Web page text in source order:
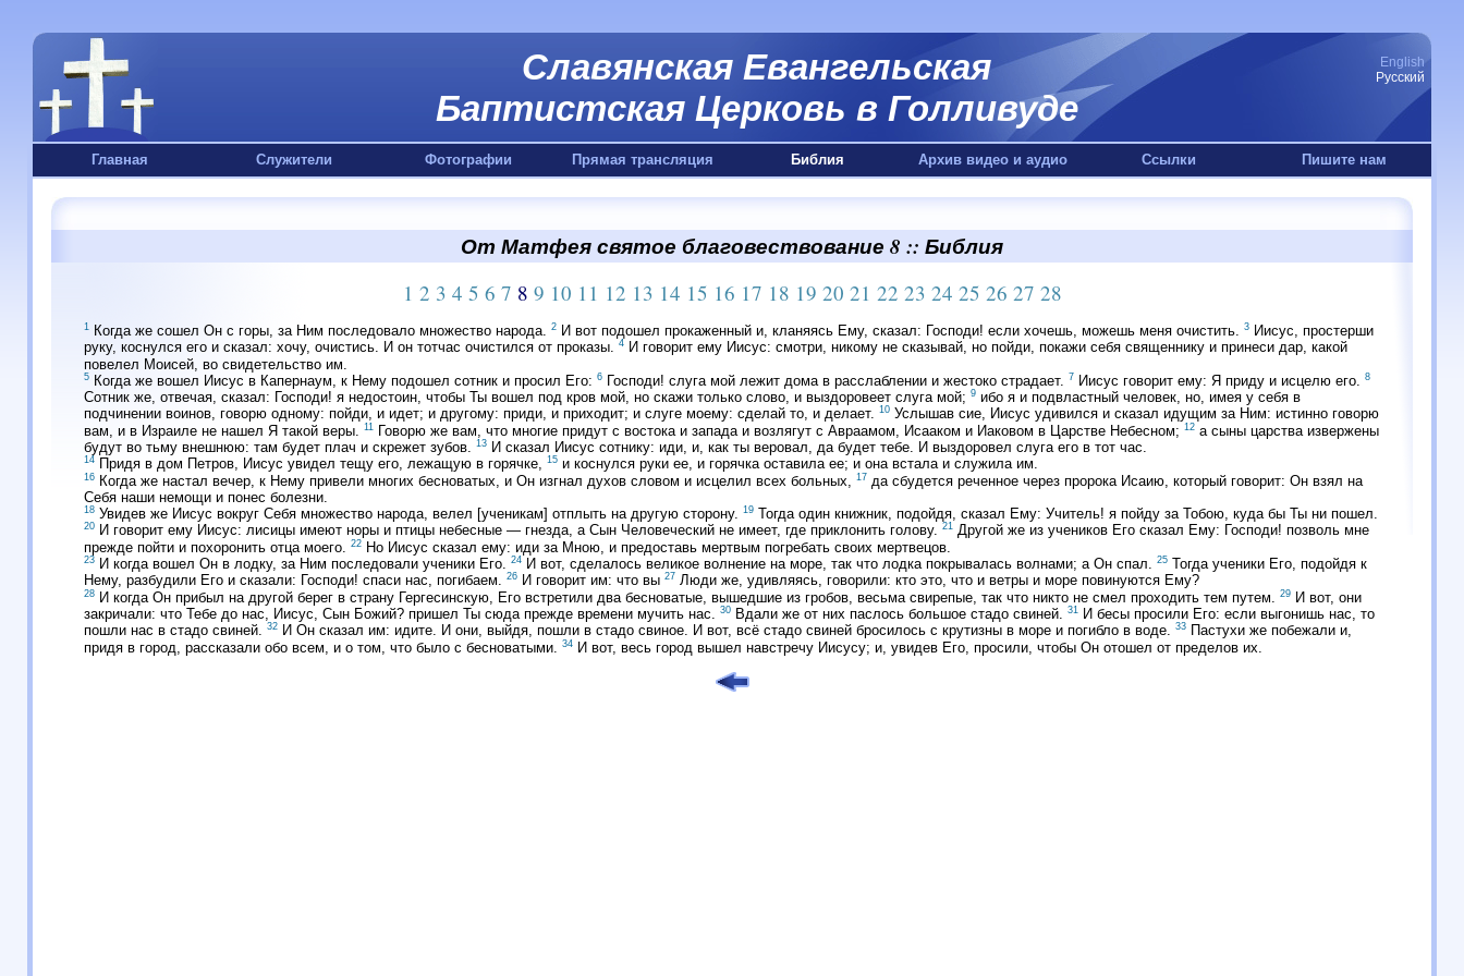
Славянская Евангельская
Баптистская Церковь в Голливуде
English
Русский
Главная Служители Фотографии Прямая трансляция Библия Архив видео и аудио Ссылки Пишите нам
От Матфея святое благовествование 8 :: Библия
1 2 3 4 5 6 7 8 9 10 11 12 13 14 15 16 17 18 19 20 21 22 23 24 25 26 27 28
1 Когда же сошел Он с горы, за Ним последовало множество народа. 2 И вот подошел прокаженный и, кланяясь Ему, сказал: Господи! если хочешь, можешь меня очистить. 3 Иисус, простерши
руку, коснулся его и сказал: хочу, очистись. И он тотчас очистился от проказы. 4 И говорит ему Иисус: смотри, никому не сказывай, но пойди, покажи себя священнику и принеси дар, какой
повелел Моисей, во свидетельство им.
5 Когда же вошел Иисус в Капернаум, к Нему подошел сотник и просил Его: 6 Господи! слуга мой лежит дома в расслаблении и жестоко страдает. 7 Иисус говорит ему: Я приду и исцелю его. 8
Сотник же, отвечая, сказал: Господи! я недостоин, чтобы Ты вошел под кров мой, но скажи только слово, и выздоровеет слуга мой; 9 ибо я и подвластный человек, но, имея у себя в
подчинении воинов, говорю одному: пойди, и идет; и другому: приди, и приходит; и слуге моему: сделай то, и делает. 10 Услышав сие, Иисус удивился и сказал идущим за Ним: истинно говорю
вам, и в Израиле не нашел Я такой веры.
11 Говорю же вам, что многие придут с востока и запада и возлягут с Авраамом, Исааком и Иаковом в Царстве Небесном; 12 а сыны царства извержены
будут во тьму внешнюю: там будет плач и скрежет зубов. 13 И сказал Иисус сотнику: иди, и, как ты веровал, да будет тебе. И выздоровел слуга его в тот час.
14 Придя в дом Петров, Иисус увидел тещу его, лежащую в горячке, 15 и коснулся руки ее, и горячка оставила ее; и она встала и служила им.
16 Когда же настал вечер, к Нему привели многих бесноватых, и Он изгнал духов словом и исцелил всех больных, 17 да сбудется реченное через пророка Исаию, который говорит: Он взял на
Себя наши немощи и понес болезни.
18 Увидев же Иисус вокруг Себя множество народа, велел [ученикам] отплыть на другую сторону. 19 Тогда один книжник, подойдя, сказал Ему: Учитель! я пойду за Тобою, куда бы Ты ни пошел.
20 И говорит ему Иисус: лисицы имеют норы и птицы небесные — гнезда, а Сын Человеческий не имеет, где приклонить голову. 21 Другой же из учеников Его сказал Ему: Господи! позволь мне
прежде пойти и похоронить отца моего.
22 Но Иисус сказал ему: иди за Мною, и предоставь мертвым погребать своих мертвецов.
23 И когда вошел Он в лодку, за Ним последовали ученики Его. 24 И вот, сделалось великое волнение на море, так что лодка покрывалась волнами; а Он спал. 25 Тогда ученики Его, подойдя к
Нему, разбудили Его и сказали: Господи! спаси нас, погибаем. 26 И говорит им: что вы 27 Люди же, удивляясь, говорили: кто это, что и ветры и море повинуются Ему?
28 И когда Он прибыл на другой берег в страну Гергесинскую, Его встретили два бесноватые, вышедшие из гробов, весьма свирепые, так что никто не смел проходить тем путем. 29 И вот, они
закричали: что Тебе до нас, Иисус, Сын Божий? пришел Ты сюда прежде времени мучить нас. 30 Вдали же от них паслось большое стадо свиней. 31
И бесы просили Его: если выгонишь нас, то
пошли нас в стадо свиней. 32 И Он сказал им: идите. И они, выйдя, пошли в стадо свиное. И вот, всё стадо свиней бросилось с крутизны в море и погибло в воде. 33 Пастухи же побежали и,
придя в город, рассказали обо всем, и о том, что было с бесноватыми.
34 И вот, весь город вышел навстречу Иисусу; и, увидев Его, просили, чтобы Он отошел от пределов их.